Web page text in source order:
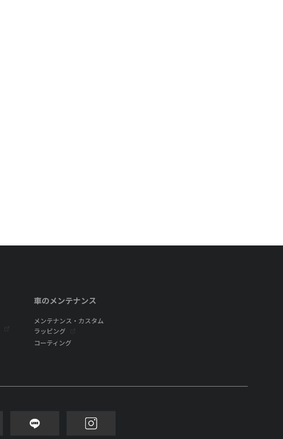
車のメンテナンス
メンテナンス・カスタム
ラッピング
コーティング